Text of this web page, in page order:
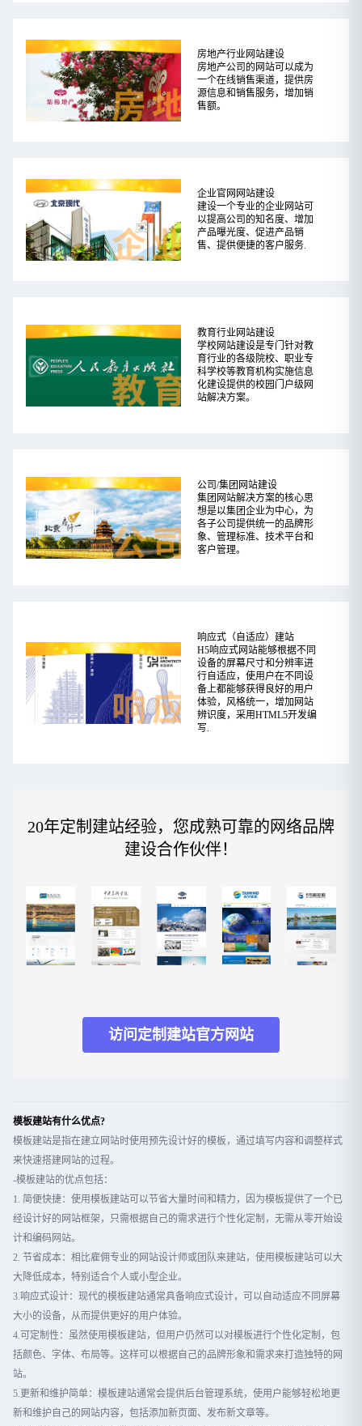
房地产行业网站建设
房地产公司的网站可以成为
一个在线销售渠道，提供房
源信息和销售服务，增加销
售额。
企业官网网站建设
建设一个专业的企业网站可
以提高公司的知名度、增加
产品曝光度、促进产品销
售、提供便捷的客户服务.
教育行业网站建设
学校网站建设是专门针对教
育行业的各级院校、职业专
科学校等教育机构实施信息
化建设提供的校园门户级网
站解决方案。
公司/集团网站建设
集团网站解决方案的核心思
想是以集团企业为中心，为
各子公司提供统一的品牌形
象、管理标准、技术平台和
客户管理。
响应式（自适应）建站
H5响应式网站能够根据不同
设备的屏幕尺寸和分辨率进
行自适应，使用户在不同设
备上都能够获得良好的用户
体验，风格统一，增加网站
辨识度，采用HTML5开发编
写.
20年定制建站经验，您成熟可靠的网络品牌
建设合作伙伴！
访问定制建站官方网站
模板建站有什么优点?
模板建站是指在建立网站时使用预先设计好的模板，通过填写内容和调整样式
来快速搭建网站的过程。
-模板建站的优点包括：
1. 简便快捷：使用模板建站可以节省大量时间和精力，因为模板提供了一个已
经设计好的网站框架，只需根据自己的需求进行个性化定制，无需从零开始设
计和编码网站。
2. 节省成本：相比雇佣专业的网站设计师或团队来建站，使用模板建站可以大
大降低成本，特别适合个人或小型企业。
3.响应式设计：现代的模板建站通常具备响应式设计，可以自动适应不同屏幕
大小的设备，从而提供更好的用户体验。
4.可定制性：虽然使用模板建站，但用户仍然可以对模板进行个性化定制，包
括颜色、字体、布局等。这样可以根据自己的品牌形象和需求来打造独特的网
站。
5.更新和维护简单：模板建站通常会提供后台管理系统，使用户能够轻松地更
新和维护自己的网站内容，包括添加新页面、发布新文章等。